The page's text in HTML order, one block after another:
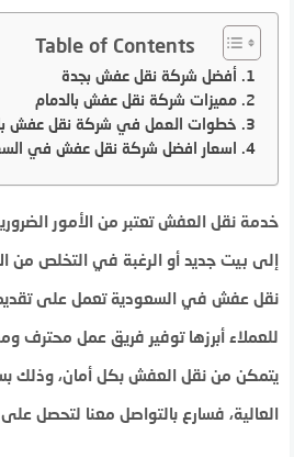
Table of Contents
أفضل شركة نقل عفش بجدة
مميزات شركة نقل عفش بالدمام
خطوات العمل في شركة نقل عفش
اسعار افضل شركة نقل عفش في
خدمة نقل العفش تعتبر من الأمور
إلى بيت جديد أو الرغبة في التخلص من
نقل عفش في السعودية تعمل على تقديم
للعملاء أبرزها توفير فريق عمل
يتمكن من نقل العفش بكل أمان، وذلك
العالية، فسارع بالتواصل معنا لتحصل